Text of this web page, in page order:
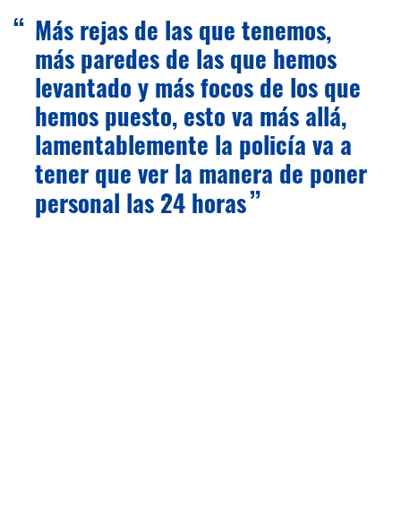
Más rejas de las que tenemos,
más paredes de las que hemos
levantado y más focos de los que
hemos puesto, esto va más allá,
lamentablemente la policía va a
tener que ver la manera de poner
personal las 24 horas